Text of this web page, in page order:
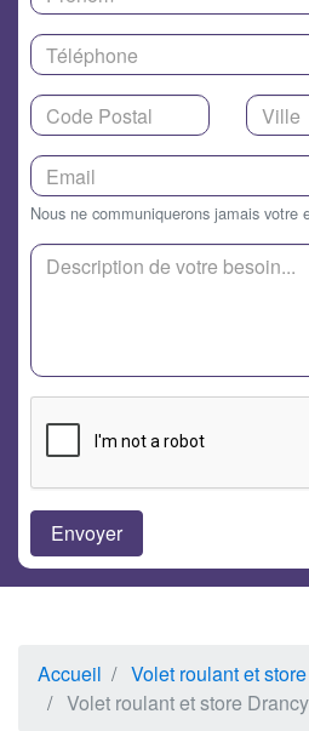
Nous ne communiquerons jamais votre
Accueil
Volet roulant et
Volet roulant et store Drancy